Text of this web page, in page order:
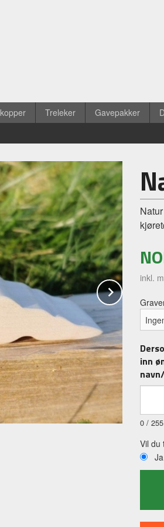
Treleker Gavepakker
Next
inkl.
inn
0 /
Vil du
Ja